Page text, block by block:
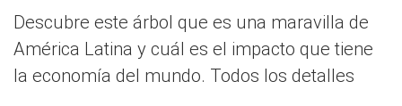
Descubre este árbol que es una maravilla de
América Latina y cuál es el impacto que tiene
la economía del mundo. Todos los detalles